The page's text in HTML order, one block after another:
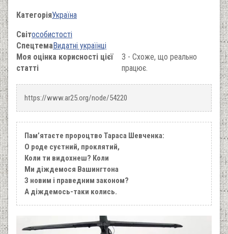
КатегоріяУкраїна
Світособистості
СпецтемаВидатні українці
Моя оцінка корисності цієї
статті
3 - Схоже, що реально
працює.
https://www.ar25.org/node/54220
Памʼятаєте пророцтво Тараса Шевченка:
О роде суєтний, проклятий,
Коли ти видохнеш? Коли
Ми діждемося Вашингтона
З новим і праведним законом?
А діждемось-таки колись.